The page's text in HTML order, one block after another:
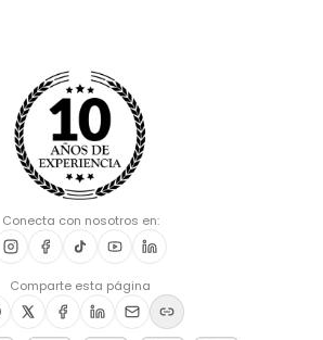
Conecta con nosotros en:
Comparte esta página